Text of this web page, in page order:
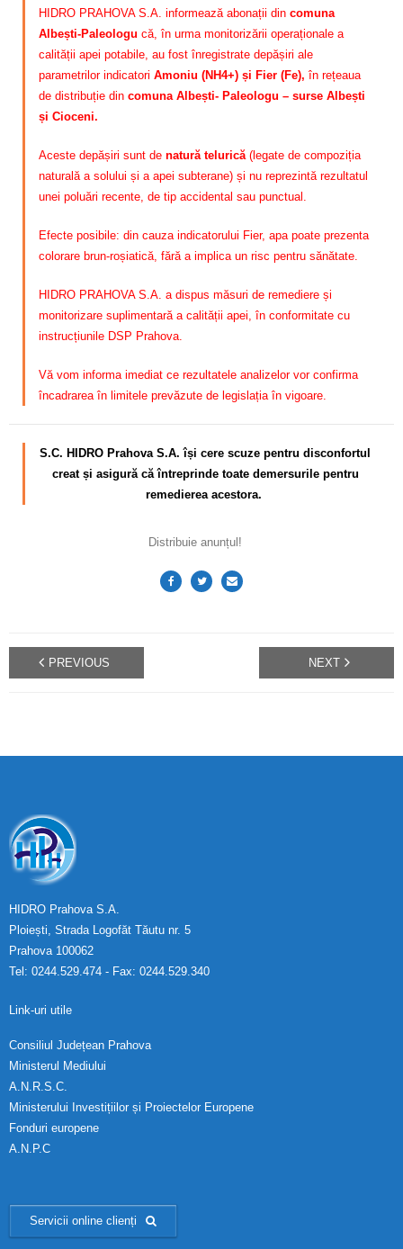
HIDRO PRAHOVA S.A. informează abonații din comuna
Albești-Paleologu că, în urma monitorizării operaționale a
calității apei potabile, au fost înregistrate depășiri ale
parametrilor indicatori Amoniu (NH4+) și Fier (Fe), în rețeaua
de distribuție din comuna Albești- Paleologu – surse Albești
și Cioceni.
Aceste depășiri sunt de natură telurică(legate de compoziția
naturală a solului și a apei subterane) și nu reprezintă rezultatul
unei poluări recente, de tip accidental sau punctual.
Efecte posibile: din cauza indicatorului Fier, apa poate prezenta
colorare brun-roșiatică, fără a implica un risc pentru sănătate.
HIDRO PRAHOVA S.A. a dispus măsuri de remediere și
monitorizare suplimentară a calității apei, în conformitate cu
instrucțiunile DSP Prahova.
Vă vom informa imediat ce rezultatele analizelor vor confirma
încadrarea în limitele prevăzute de legislația în vigoare.
S.C. HIDRO Prahova S.A. își cere scuze pentru disconfortul
creat și asigură că întreprinde toate demersurile pentru
remedierea acestora.
Distribuie anunțul!
PREVIOUS NEXT
HIDRO Prahova S.A.
Ploiești, Strada Logofăt Tăutu nr. 5
Prahova 100062
Tel: 0244.529.474 - Fax: 0244.529.340
Link-uri utile
Consiliul Județean Prahova
Ministerul Mediului
A.N.R.S.C.
Ministerului Investițiilor și Proiectelor Europene
Fonduri europene
A.N.P.C
Servicii online clienți